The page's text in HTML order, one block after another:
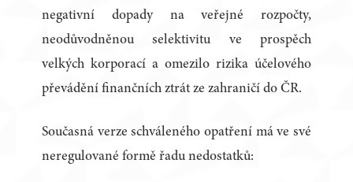
negativní dopady na veřejné rozpočty,
neodůvodněnou selektivitu ve prospěch
velkých korporací a omezilo rizika účelového
převádění finančních ztrát ze zahraničí do ČR.
Současná verze schváleného opatření má ve své
neregulované formě řadu nedostatků: